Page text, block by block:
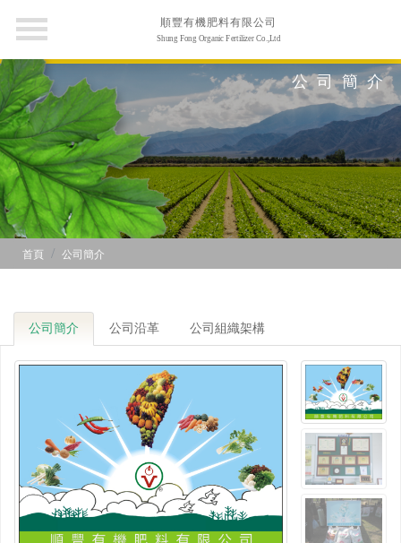
順豐有機肥料有限公司
Shung Fong Organic Fertilizer Co.,Ltd
公司簡介
首頁 公司簡介
公司簡介 公司沿革 公司組織架構